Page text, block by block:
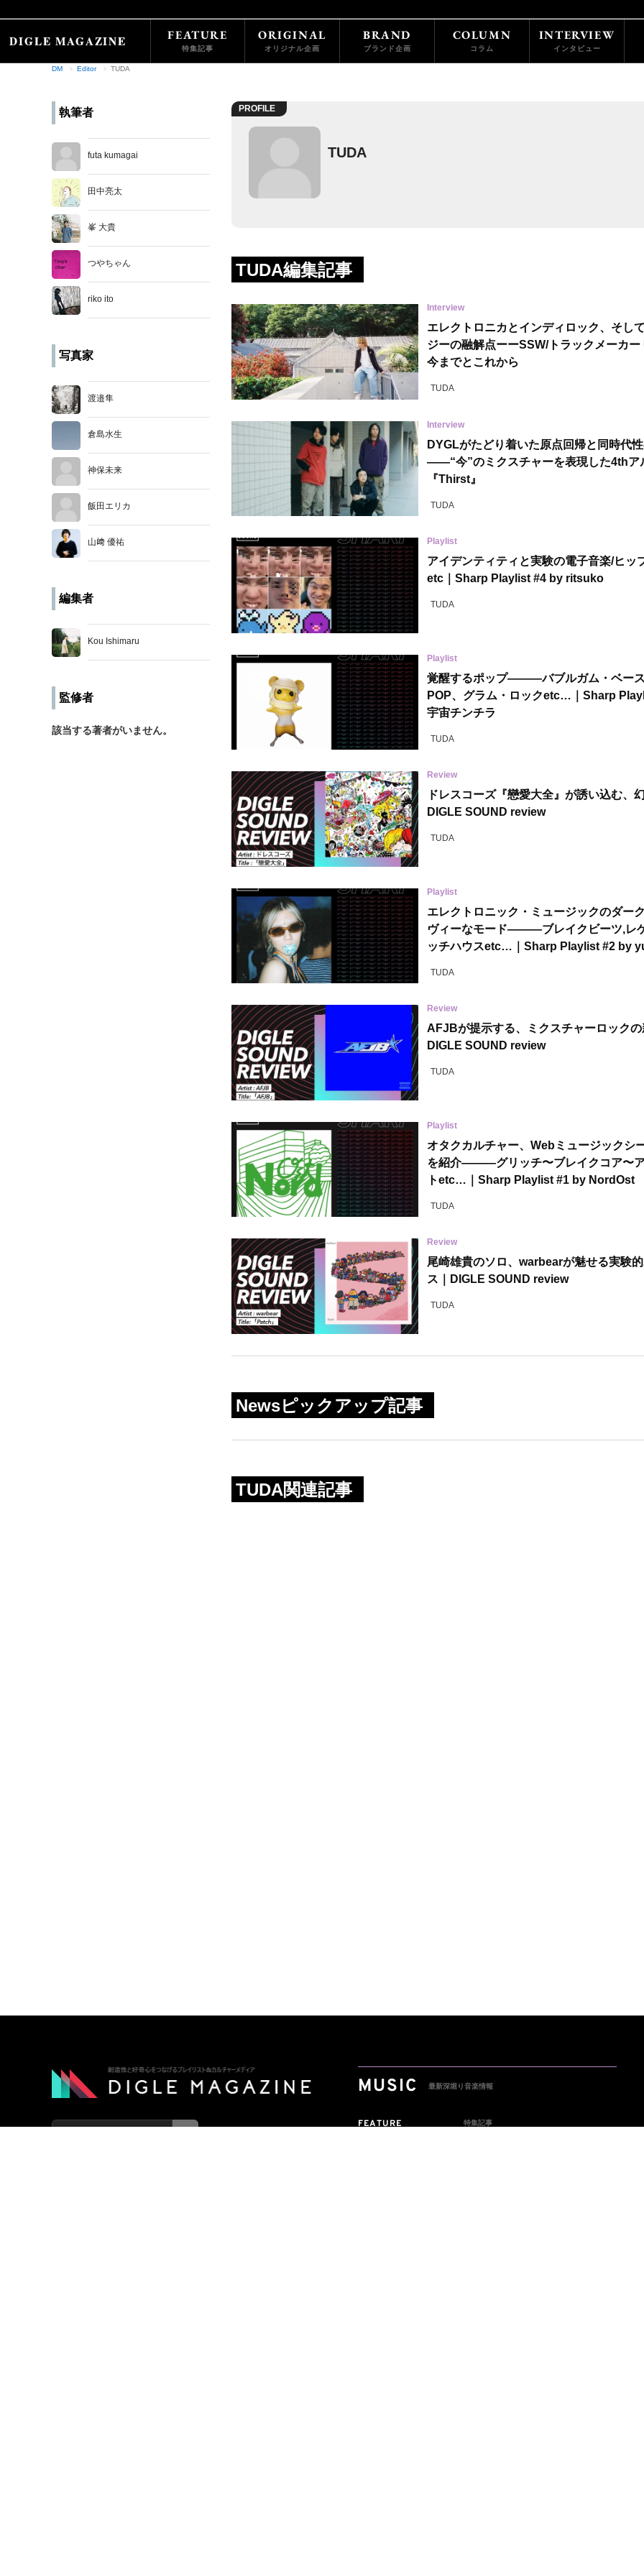
FEATURE
特集記事
ORIGINAL
オリジナル企画
BRAND
ブランド企画
COLUMN
コラム
INTERVIEW
インタビュー
DM Editor TUDA
執筆者
futa kumagai
田中亮太
峯 大貴
つやちゃん
riko ito
写真家
渡邉隼
倉島水生
神保未来
飯田エリカ
山﨑 優祐
編集者
Kou Ishimaru
監修者
該当する著者がいません。
PROFILE
TUDA
TUDA編集記事
Interview
エレクトロニカとインディロック、そし
ジーの融解点ーーSSW/トラックメーカ
今までとこれから
TUDA
Interview
DYGLがたどり着いた原点回帰と同時代
――“今”のミクスチャーを表現した4thア
『Thirst』
TUDA
Playlist
アイデンティティと実験の電子音楽/ヒッ
etc｜Sharp Playlist #4 by ritsuko
TUDA
Playlist
覚醒するポップ———バブルガム・ベー
POP、グラム・ロックetc…｜Sharp
宇宙チンチラ
TUDA
Review
ドレスコーズ『戀愛大全』が誘い込む、
DIGLE SOUND review
TUDA
Playlist
エレクトロニック・ミュージックのダー
ヴィーなモード———ブレイクビーツ,レ
ッチハウスetc…｜Sharp Playlist #2 by
TUDA
Review
AFJBが提示する、ミクスチャーロックの
DIGLE SOUND review
TUDA
Playlist
オタクカルチャー、Webミュージックシ
を紹介———グリッチ〜ブレイクコア〜
トetc…｜Sharp Playlist #1 by NordOst
TUDA
Review
尾崎雄貴のソロ、warbearが魅せる実験
ス｜DIGLE SOUND review
TUDA
Newsピックアップ記事
TUDA関連記事
MUSIC 最新深堀り音楽情報
FEATURE 特集記事